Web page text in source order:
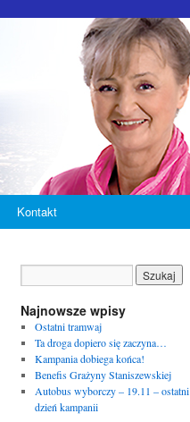
Kontakt
Najnowsze wpisy
Ostatni tramwaj
Ta droga dopiero się zaczyna…
Kampania dobiega końca!
Benefis Grażyny Staniszewskiej
Autobus wyborczy – 19.11 – ostatni
dzień kampanii